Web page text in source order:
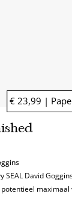
€ 23,99 |
SEAL David